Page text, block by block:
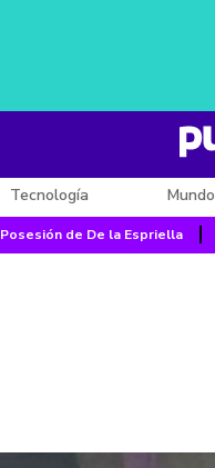
Tecnología Mundo
Posesión de De la Espriella